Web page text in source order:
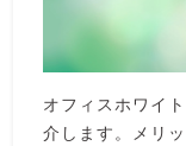
オフィスホワイ
介します。メリ